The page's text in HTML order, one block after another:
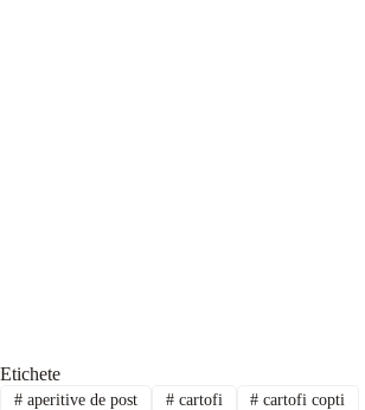
Etichete
#aperitive de post #cartofi # cartofi copti